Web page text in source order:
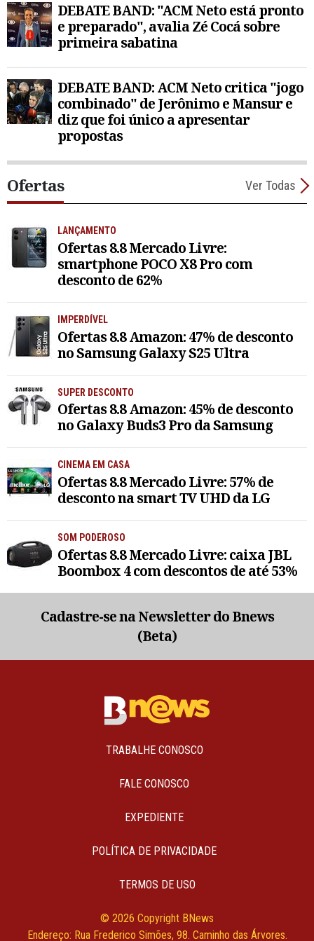
DEBATE BAND: "ACM Neto está pronto
e preparado", avalia Zé Cocá sobre
primeira sabatina
DEBATE BAND: ACM Neto critica "jogo
combinado" de Jerônimo e Mansur e
diz que foi único a apresentar
propostas
Ofertas Ver Todas
LANÇAMENTO
Ofertas 8.8 Mercado Livre:
smartphone POCO X8 Pro com
desconto de 62%
IMPERDÍVEL
Ofertas 8.8 Amazon: 47% de desconto
no Samsung Galaxy S25 Ultra
SUPER DESCONTO
Ofertas 8.8 Amazon: 45% de desconto
no Galaxy Buds3 Pro da Samsung
CINEMA EM CASA
Ofertas 8.8 Mercado Livre: 57% de
desconto na smart TV UHD da LG
SOM PODEROSO
Ofertas 8.8 Mercado Livre: caixa JBL
Boombox 4 com descontos de até 53%
Cadastre-se na Newsletter do Bnews
(Beta)
TRABALHE CONOSCO
FALE CONOSCO
EXPEDIENTE
POLÍTICA DE PRIVACIDADE
TERMOS DE USO
© 2026 Copyright BNews
Endereço: Rua Frederico Simões, 98. Caminho das Árvores.